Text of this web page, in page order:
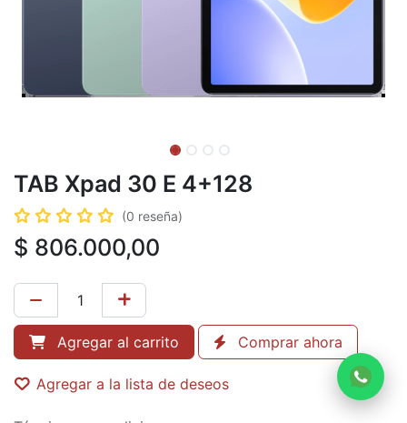
TAB Xpad 30 E 4+128
(0 reseña)
$ 806.000,00
Agregar al carrito Comprar ahora
Agregar a la lista de deseos